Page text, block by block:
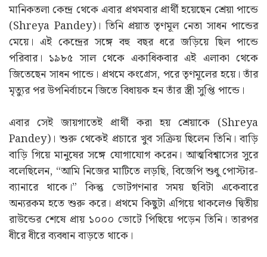
মানিকতলা কেন্দ্র থেকে এবার প্রথমবার প্রার্থী হয়েছেন শ্রেয়া পান্ডে
(Shreya Pandey)। তিনি প্রয়াত তৃণমূল নেতা সাধন পান্ডের
মেয়ে। এই কেন্দ্রের সঙ্গে বহু বছর ধরে জড়িয়ে ছিল পান্ডে
পরিবার। ১৯৮৫ সাল থেকে একাধিকবার এই এলাকা থেকে
জিতেছেন সাধন পান্ডে। প্রথমে কংগ্রেস, পরে তৃণমূলের হয়ে। তাঁর
মৃত্যুর পর উপনির্বাচনে জিতে বিধায়ক হন তাঁর স্ত্রী সুপ্তি পান্ডে।
এবার সেই জায়গাতেই প্রার্থী করা হয় শ্রেয়াকে (Shreya
Pandey)। শুরু থেকেই প্রচারে খুব সক্রিয় ছিলেন তিনি। বাড়ি
বাড়ি গিয়ে মানুষের সঙ্গে যোগাযোগ করেন। আত্মবিশ্বাসের সুরে
বলেছিলেন, “আমি নিজের মাটিতে লড়ছি, বিজেপি শুধু পোস্টার-
ব্যানারে থাকে।” কিন্তু ভোটগণনার সময় ছবিটা একেবারে
অন্যরকম হতে শুরু করে। প্রথমে কিছুটা এগিয়ে থাকলেও দ্বিতীয়
রাউন্ডের শেষে প্রায় ১০০০ ভোটে পিছিয়ে পড়েন তিনি। তারপর
ধীরে ধীরে ব্যবধান বাড়তে থাকে।